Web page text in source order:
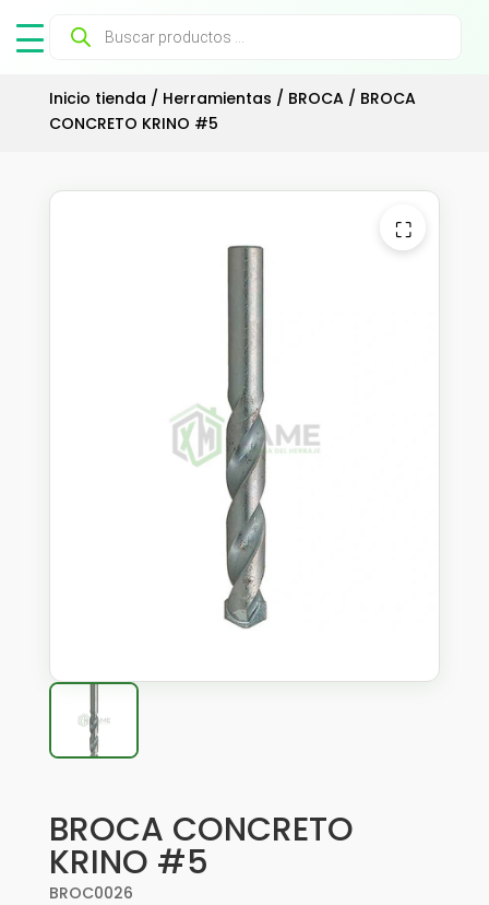
Búsqueda
productos
Inicio tienda / Herramientas / BROCA/ BROCA
CONCRETO KRINO #5
⛶
BROCA CONCRETO
KRINO #5
BROC0026